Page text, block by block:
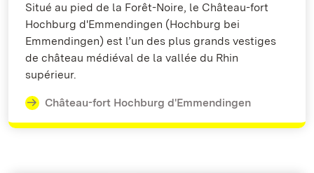
Situé au pied de la Forêt-Noire, le Château-fort
Hochburg d'Emmendingen (Hochburg bei
Emmendingen) est l’un des plus grands vestiges
de château médiéval de la vallée du Rhin
supérieur.
Château-fort Hochburg d'Emmendingen